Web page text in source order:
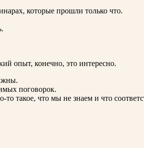
которые прошли только что.
опыт, конечно, это интересно.
поговорок.
такое, что мы не знаем и что